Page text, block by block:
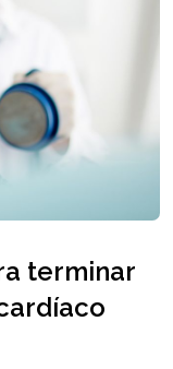
terminar